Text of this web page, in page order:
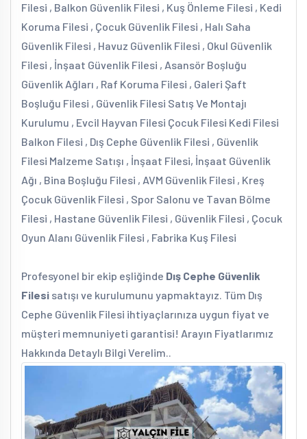
Filesi , Balkon Güvenlik Filesi , Kuş Önleme Filesi , Kedi
Koruma Filesi , Çocuk Güvenlik Filesi , Halı Saha
Güvenlik Filesi , Havuz Güvenlik Filesi , Okul Güvenlik
Filesi , İnşaat Güvenlik Filesi , Asansör Boşluğu
Güvenlik Ağları , Raf Koruma Filesi , Galeri Şaft
Boşluğu Filesi , Güvenlik Filesi Satış Ve Montajı
Kurulumu , Evcil Hayvan Filesi Çocuk Filesi Kedi Filesi
Balkon Filesi , Dış Cephe Güvenlik Filesi , Güvenlik
Filesi Malzeme Satışı , İnşaat Filesi, İnşaat Güvenlik
Ağı , Bina Boşluğu Filesi , AVM Güvenlik Filesi , Kreş
Çocuk Güvenlik Filesi , Spor Salonu ve Tavan Bölme
Filesi , Hastane Güvenlik Filesi , Güvenlik Filesi , Çocuk
Oyun Alanı Güvenlik Filesi , Fabrika Kuş Filesi
Profesyonel bir ekip eşliğinde Dış Cephe Güvenlik
Filesi satışı ve kurulumunu yapmaktayız. Tüm Dış
Cephe Güvenlik Filesi ihtiyaçlarınıza uygun fiyat ve
müşteri memnuniyeti garantisi! Arayın Fiyatlarımız
Hakkında Detaylı Bilgi Verelim..